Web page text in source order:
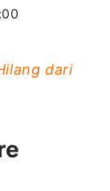
dari